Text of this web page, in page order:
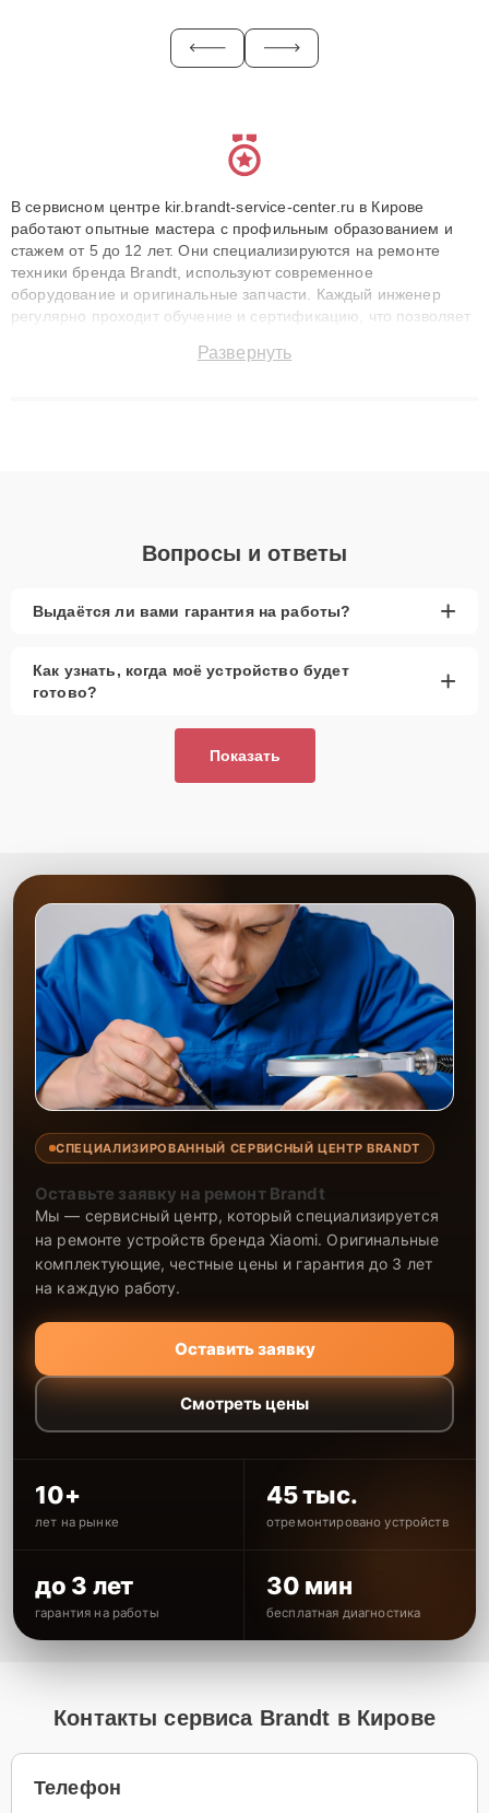
В сервисном центре kir.brandt-service-center.ru в Кирове
работают опытные мастера с профильным образованием и
стажем от 5 до 12 лет. Они специализируются на ремонте
техники бренда Brandt, используют современное
оборудование и оригинальные запчасти. Каждый инженер
регулярно проходит обучение и сертификацию, что позволяет
технику с сохранением гарантии до 3 лет. Наши мастера
Развернуть
Вопросы и ответы
Выдаётся ли вами гарантия на работы? +
Как узнать, когда моё устройство будет
готово?
+
Показать
СПЕЦИАЛИЗИРОВАННЫЙ СЕРВИСНЫЙ ЦЕНТР BRANDT
Оставьте заявку на ремонт Brandt
Мы — сервисный центр, который специализируется
на ремонте устройств бренда Xiaomi. Оригинальные
комплектующие, честные цены и гарантия до 3 лет
на каждую работу.
Оставить заявку
Смотреть цены
10+
лет на рынке
45 тыс.
отремонтировано устройств
до 3 лет
гарантия на работы
30 мин
бесплатная диагностика
Контакты сервиса Brandt в Кирове
Телефон